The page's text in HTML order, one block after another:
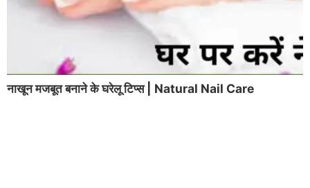
नाखून मजबूत बनाने के घरेलू टिप्स | Natural Nail Care